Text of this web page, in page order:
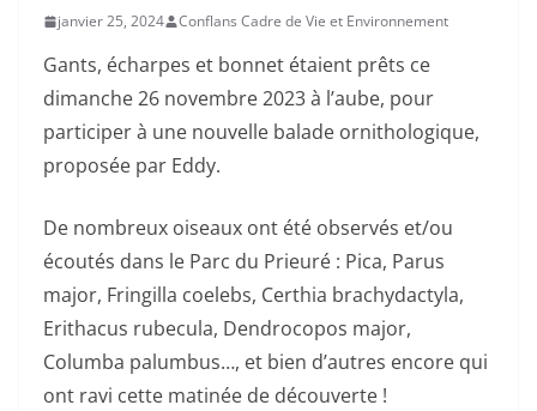
janvier 25, 2024 Conflans Cadre de Vie et Environnement
Gants, écharpes et bonnet étaient prêts ce
dimanche 26 novembre 2023 à l’aube, pour
participer à une nouvelle balade ornithologique,
proposée par Eddy.
De nombreux oiseaux ont été observés et/ou
écoutés dans le Parc du Prieuré : Pica, Parus
major, Fringilla coelebs, Certhia brachydactyla,
Erithacus rubecula, Dendrocopos major,
Columba palumbus…, et bien d’autres encore qui
ont ravi cette matinée de découverte !